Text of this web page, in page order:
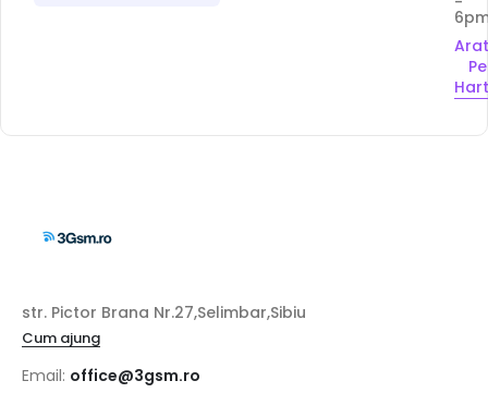
Pe
str. Pictor Brana Nr.27,Selimbar,Sibiu
Cum ajung
Email: office@3gsm.ro